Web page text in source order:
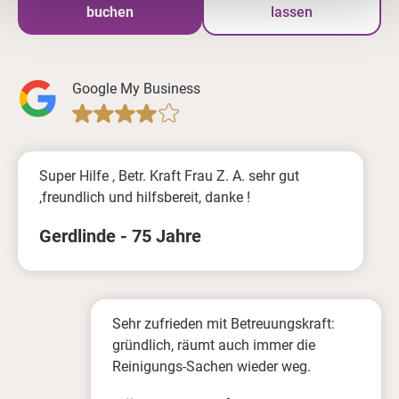
buchen
lassen
Google My Business
Super Hilfe , Betr. Kraft Frau Z. A. sehr gut
,freundlich und hilfsbereit, danke !
Gerdlinde - 75 Jahre
Sehr zufrieden mit Betreuungskraft:
gründlich, räumt auch immer die
Reinigungs-Sachen wieder weg.